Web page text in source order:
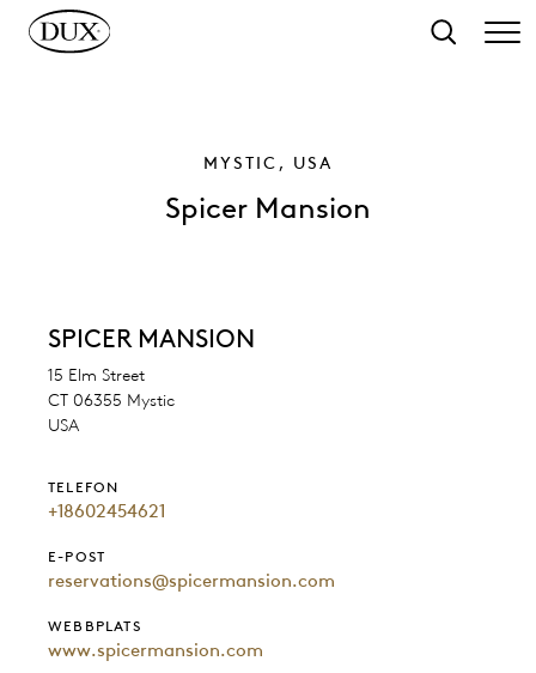
huvudinnehåll
Sök
MYSTIC, USA
Spicer Mansion
SPICER MANSION
15 Elm Street
CT 06355 Mystic
USA
TELEFON
+18602454621
E-POST
reservations@spicermansion.com
WEBBPLATS
www.spicermansion.com